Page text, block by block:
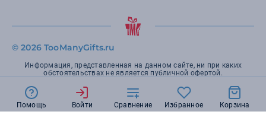
© 2026 TooManyGifts.ru
Информация, представленная на данном сайте, ни при каких
обстоятельствах не является публичной офертой.
Помощь Войти Сравнение Избранное Корзина